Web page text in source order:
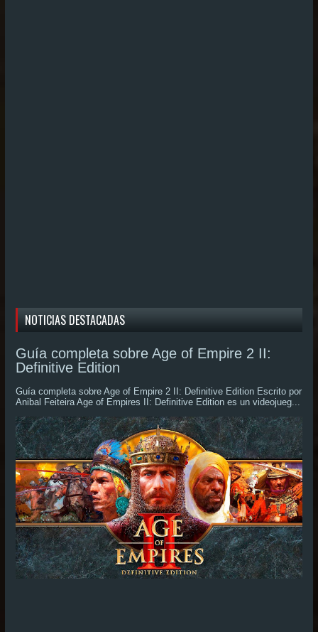
NOTICIAS DESTACADAS
Guía completa sobre Age of Empire 2 II:
Definitive Edition
Guía completa sobre Age of Empire 2 II: Definitive Edition Escrito por
Anibal Feiteira Age of Empires II: Definitive Edition es un videojueg...